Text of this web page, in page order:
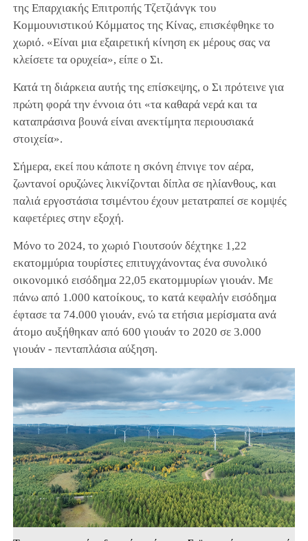
της Επαρχιακής Επιτροπής Τζετζιάνγκ του
Κομμουνιστικού Κόμματος της Κίνας, επισκέφθηκε το
χωριό. «Είναι μια εξαιρετική κίνηση εκ μέρους σας να
κλείσετε τα ορυχεία», είπε ο Σι.
Κατά τη διάρκεια αυτής της επίσκεψης, ο Σι πρότεινε για
πρώτη φορά την έννοια ότι «τα καθαρά νερά και τα
καταπράσινα βουνά είναι ανεκτίμητα περιουσιακά
στοιχεία».
Σήμερα, εκεί που κάποτε η σκόνη έπνιγε τον αέρα,
ζωντανοί ορυζώνες λικνίζονται δίπλα σε ηλίανθους, και
παλιά εργοστάσια τσιμέντου έχουν μετατραπεί σε κομψές
καφετέριες στην εξοχή.
Μόνο το 2024, το χωριό Γιουτσούν δέχτηκε 1,22
εκατομμύρια τουρίστες επιτυγχάνοντας ένα συνολικό
οικονομικό εισόδημα 22,05 εκατομμυρίων γιουάν. Με
πάνω από 1.000 κατοίκους, το κατά κεφαλήν εισόδημα
έφτασε τα 74.000 γιουάν, ενώ τα ετήσια μερίσματα ανά
άτομο αυξήθηκαν από 600 γιουάν το 2020 σε 3.000
γιουάν - πενταπλάσια αύξηση.